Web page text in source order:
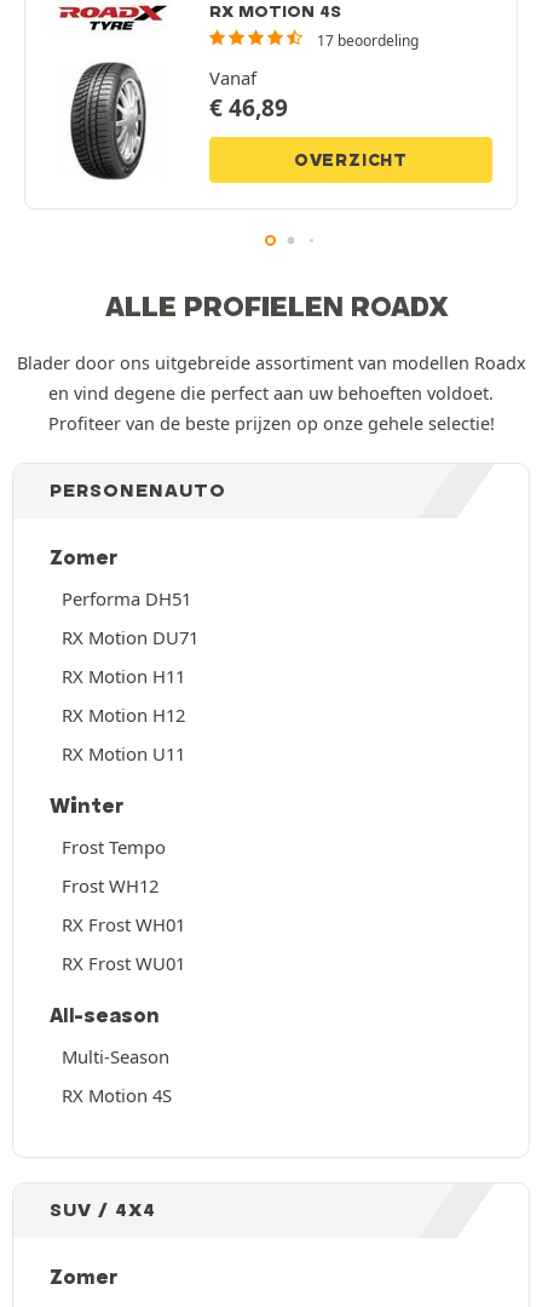
RX MOTION 4S
17 beoordeling
Vanaf
€46,89
OVERZICHT
ALLE PROFIELEN ROADX
Blader door ons uitgebreide assortiment van modellen Roadx
en vind degene die perfect aan uw behoeften voldoet.
Profiteer van de beste prijzen op onze gehele selectie!
PERSONENAUTO
Zomer
Performa DH51
RX Motion DU71
RX Motion H11
RX Motion H12
RX Motion U11
Winter
Frost Tempo
Frost WH12
RX Frost WH01
RX Frost WU01
All-season
Multi-Season
RX Motion 4S
SUV / 4X4
Zomer